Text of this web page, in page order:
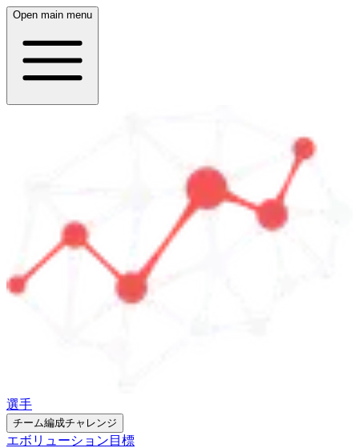
Open main menu
選手
チーム編成チャレンジ
エボリューション 目標